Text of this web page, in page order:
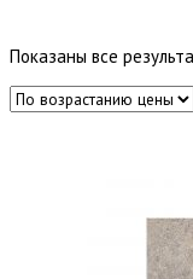
Показаны все